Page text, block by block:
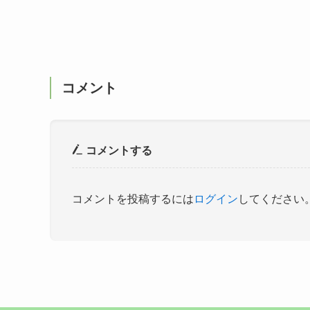
コメント
コメントする
コメントを投稿するには ログイン してください